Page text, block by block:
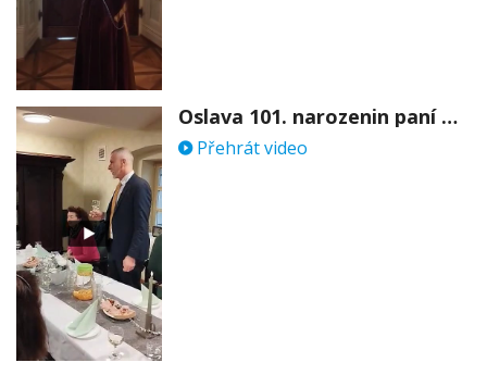
Oslava 101. narozenin paní Věry Skořepové
Přehrát video